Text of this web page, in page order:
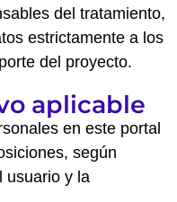
del tratamiento,
estrictamente a los
del proyecto.
aplicable
en este portal
según
usuario y la